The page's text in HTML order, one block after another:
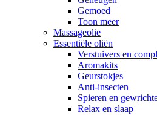
Gemoed
Toon meer
Massageolie
Essentiële oliën
Verstuivers en
Aromakits
Geurstokjes
Anti-insecten
Spieren en
Relax en slaap